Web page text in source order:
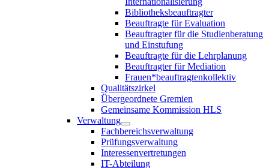
Bibliotheksbeauftragter
Beauftragte für Evaluation
Beauftragter für die Studienberatung
und Einstufung
Beauftragte für die Lehrplanung
Beauftragter für Mediation
Frauen*beauftragtenkollektiv
Qualitätszirkel
Übergeordnete Gremien
Gemeinsame Kommission HLS
Verwaltung
Fachbereichsverwaltung
Prüfungsverwaltung
Interessenvertretungen
IT-Abteilung